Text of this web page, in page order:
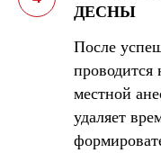
ДЕСНЫ
После
проводится
местной
удаляет